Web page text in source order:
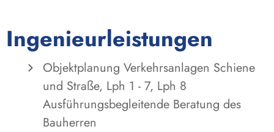
Ingenieurleistungen
Objektplanung Verkehrsanlagen Schiene
und Straße, Lph 1 - 7, Lph 8
Ausführungsbegleitende Beratung des
Bauherren